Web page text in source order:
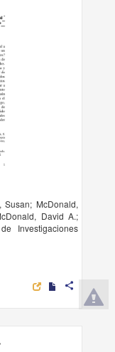
Susan; McDonald,
David A.;
Investigaciones
share